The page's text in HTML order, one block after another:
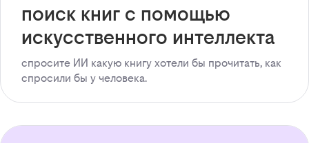
поиск книг с помощью
искусственного интеллекта
спросите ИИ какую книгу хотели бы прочитать, как
спросили бы у человека.